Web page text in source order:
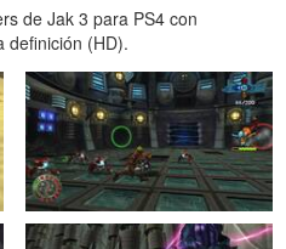
de Jak 3 para PS4 con
definición (HD).